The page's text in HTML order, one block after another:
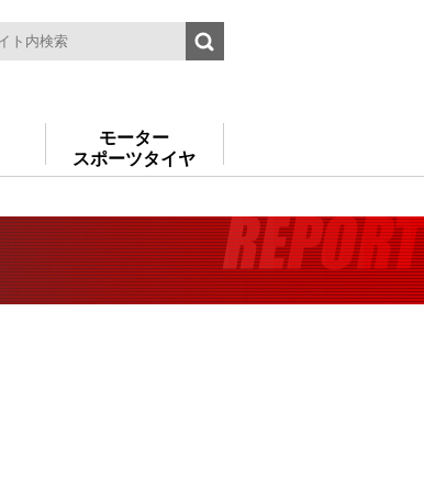
モーター
スポーツタイヤ